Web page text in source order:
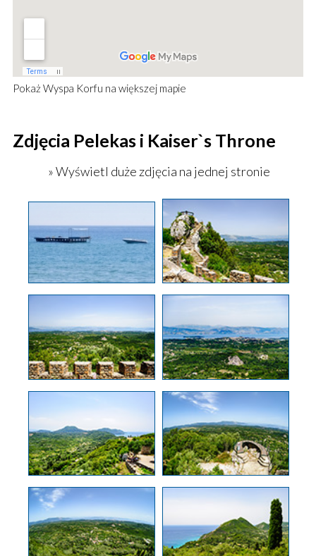
Pokaż Wyspa Korfu na większej mapie
Zdjęcia Pelekas i Kaiser`s Throne
» Wyświetl duże zdjęcia na jednej stronie